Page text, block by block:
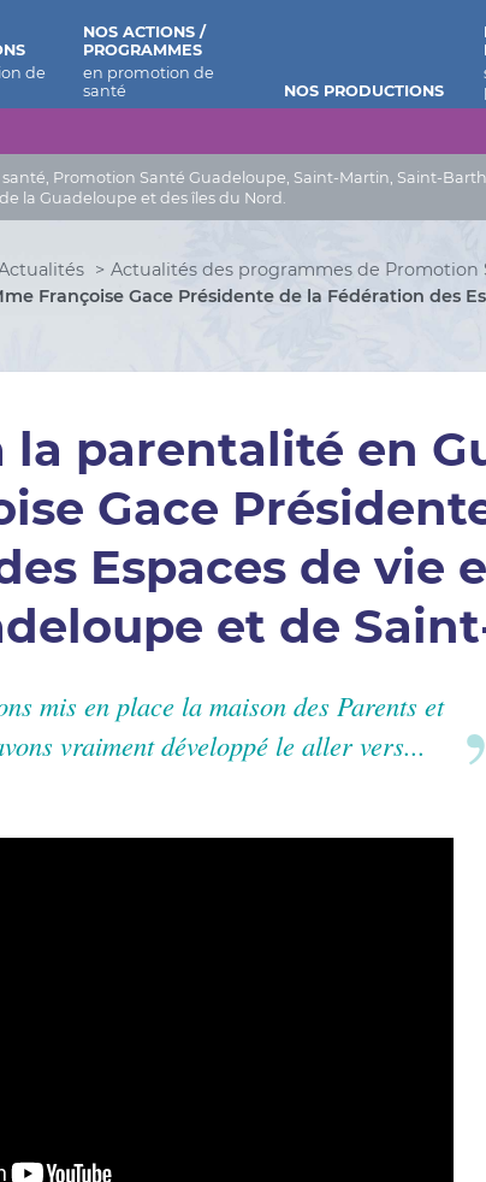
Promotion Santé Guadeloupe, Saint-Martin, Saint-
la Guadeloupe et des îles du Nord.
NOS ACTIONS /
PROGRAMMES
NOS PRODUCTIONS
Actualités des programmes de Promotion
Françoise Gace Présidente de la Fédération des
la parentalité en
Gace
Espaces de vie
et de
mis en place la maison des Parents et
vraiment développé le aller vers...